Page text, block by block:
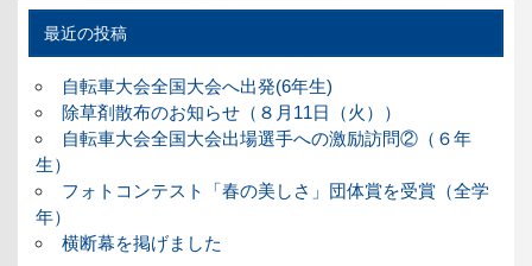
最近の投稿
自転車大会全国大会へ出発(6年生)
除草剤散布のお知らせ（８月11日（火））
自転車大会全国大会出場選手への激励訪問②（６年
生）
フォトコンテスト「春の美しさ」団体賞を受賞（全学
年）
横断幕を掲げました